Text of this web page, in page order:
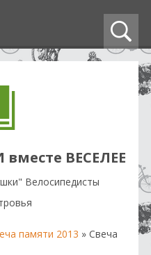
ВЕСЕЛЕЕ
Велосипедисты
памяти 2013 » Свеча